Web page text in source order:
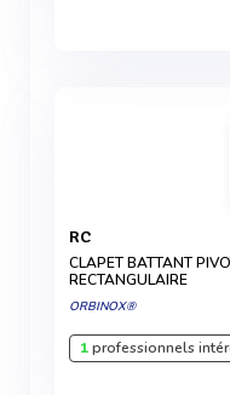
RC
CLAPET BATTANT
RECTANGULAIRE
ORBINOX®
1professionnels